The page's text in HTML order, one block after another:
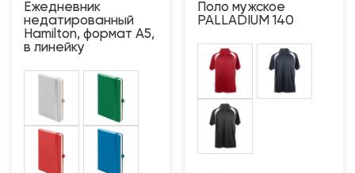
Ежедневник
недатированный
Hamilton, формат A5,
в линейку
Поло мужское
PALLADIUM 140